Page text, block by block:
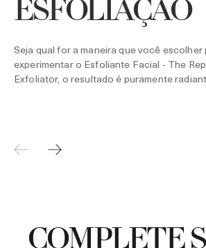
ESFOLIAÇÃO
Seja qual for a maneira que você escolher
experimentar o Esfoliante Facial - The
Exfoliator, o resultado é puramente
COMPLETE